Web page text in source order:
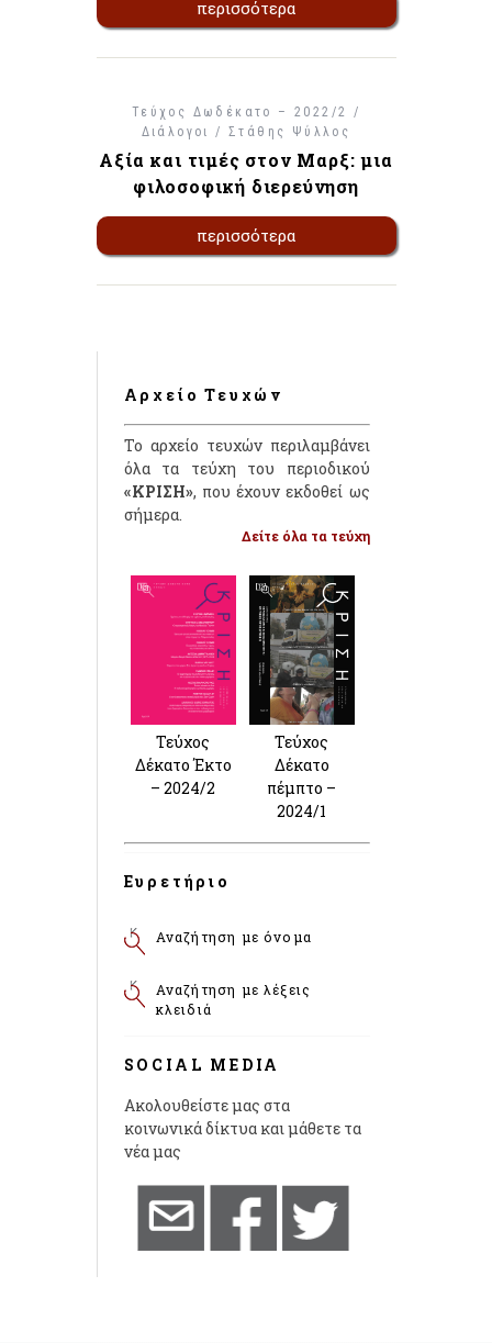
περισσότερα
Τεύχος Δωδέκατο – 2022/2 /
Διάλογοι /Στάθης Ψύλλος
Αξία και τιμές στον Μαρξ: μια
φιλοσοφική διερεύνηση
περισσότερα
Αρχείο Τευχών
Το αρχείο τευχών περιλαμβάνει
όλα τα τεύχη του περιοδικού
«ΚΡΙΣΗ», που έχουν εκδοθεί ως
σήμερα.
Δείτε όλα τα τεύχη
Τεύχος
Δέκατο Έκτο
– 2024/2
Τεύχος
Δέκατο
πέμπτο –
2024/1
Ευρετήριο
Αναζήτηση με όνομα
Αναζήτηση με λέξεις
κλειδιά
SOCIAL MEDIA
Ακολουθείστε μας στα
κοινωνικά δίκτυα και μάθετε τα
νέα μας